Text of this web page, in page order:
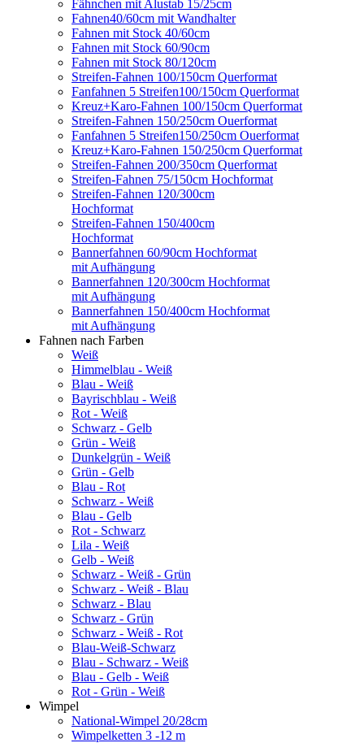
Fähnchen mit Alustab 15/25cm
Fahnen40/60cm mit Wandhalter
Fahnen mit Stock 40/60cm
Fahnen mit Stock 60/90cm
Fahnen mit Stock 80/120cm
Streifen-Fahnen 100/150cm Querformat
Fanfahnen 5 Streifen100/150cm Querformat
Kreuz+Karo-Fahnen 100/150cm Querformat
Streifen-Fahnen 150/250cm Ouerformat
Fanfahnen 5 Streifen150/250cm Ouerformat
Kreuz+Karo-Fahnen 150/250cm Querformat
Streifen-Fahnen 200/350cm Querformat
Streifen-Fahnen 75/150cm Hochformat
Streifen-Fahnen 120/300cm
Hochformat
Streifen-Fahnen 150/400cm
Hochformat
Bannerfahnen 60/90cm Hochformat
mit Aufhängung
Bannerfahnen 120/300cm Hochformat
mit Aufhängung
Bannerfahnen 150/400cm Hochformat
mit Aufhängung
Fahnen nach Farben
Weiß
Himmelblau - Weiß
Blau - Weiß
Bayrischblau - Weiß
Rot - Weiß
Schwarz - Gelb
Grün - Weiß
Dunkelgrün - Weiß
Grün - Gelb
Blau - Rot
Schwarz - Weiß
Blau - Gelb
Rot - Schwarz
Lila - Weiß
Gelb - Weiß
Schwarz - Weiß - Grün
Schwarz - Weiß - Blau
Schwarz - Blau
Schwarz - Grün
Schwarz - Weiß - Rot
Blau-Weiß-Schwarz
Blau - Schwarz - Weiß
Blau - Gelb - Weiß
Rot - Grün - Weiß
Wimpel
National-Wimpel 20/28cm
Wimpelketten 3 -12 m